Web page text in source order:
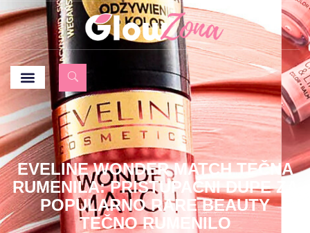
EVELINE WONDER MATCH TEČNA
RUMENILA: PRISTUPAČNI DUPE ZA
POPULARNO RARE BEAUTY
TEČNO RUMENILO